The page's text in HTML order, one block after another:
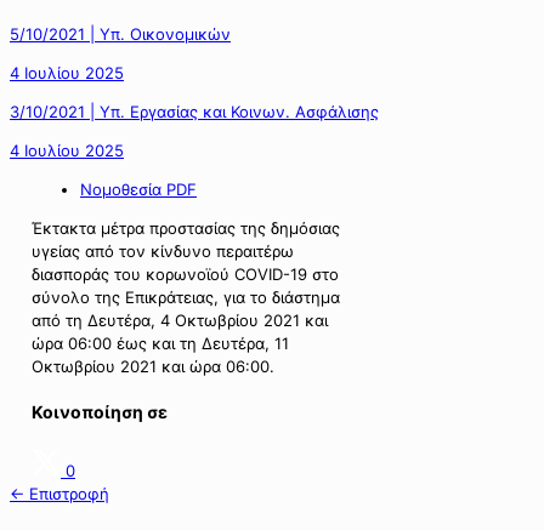
5/10/2021 | Υπ. Οικονομικών
4 Ιουλίου 2025
3/10/2021 | Υπ. Εργασίας και Κοινων. Ασφάλισης
4 Ιουλίου 2025
Νομοθεσία PDF
Έκτακτα μέτρα προστασίας της δημόσιας
υγείας από τον κίνδυνο περαιτέρω
διασποράς του κορωνοϊού COVID-19 στο
σύνολο της Επικράτειας, για το διάστημα
από τη Δευτέρα, 4 Οκτωβρίου 2021 και
ώρα 06:00 έως και τη Δευτέρα, 11
Οκτωβρίου 2021 και ώρα 06:00.
Κοινοποίηση σε
0
← Επιστροφή